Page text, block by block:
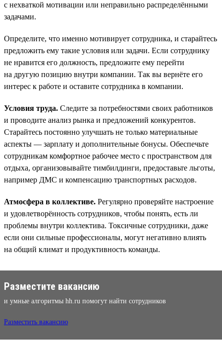
с нехваткой мотивации или неправильно распределёнными
задачами.
Определите, что именно мотивирует сотрудника, и старайтесь
предложить ему такие условия или задачи. Если сотруднику
не нравится его должность, предложите ему перейти
на другую позицию внутри компании. Так вы вернёте его
интерес к работе и оставите сотрудника в компании.
Условия труда. Следите за потребностями своих работников
и проводите анализ рынка и предложений конкурентов.
Старайтесь постоянно улучшать не только материальные
аспекты — зарплату и дополнительные бонусы. Обеспечьте
сотрудникам комфортное рабочее место с пространством для
отдыха, организовывайте тимбилдинги, предоставьте льготы,
например ДМС и компенсацию транспортных расходов.
Атмосфера в коллективе. Регулярно проверяйте настроение
и удовлетворённость сотрудников, чтобы понять, есть ли
проблемы внутри коллектива. Токсичные сотрудники, даже
если они сильные профессионалы, могут негативно влиять
на общий климат и продуктивность команды.
Разместите вакансию
и умные алгоритмы hh.ru помогут найти сотрудников
Разместить вакансию